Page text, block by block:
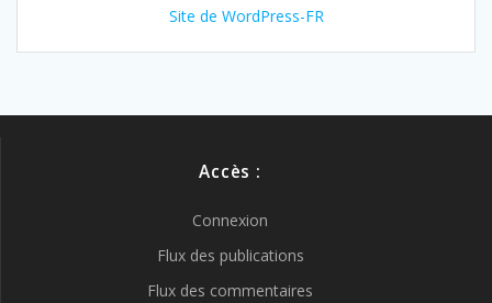
Site de WordPress-FR
Accès :
Connexion
Flux des publications
Flux des commentaires